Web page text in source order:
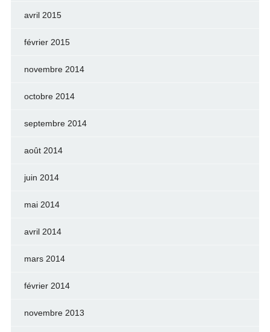
avril 2015
février 2015
novembre 2014
octobre 2014
septembre 2014
août 2014
juin 2014
mai 2014
avril 2014
mars 2014
février 2014
novembre 2013